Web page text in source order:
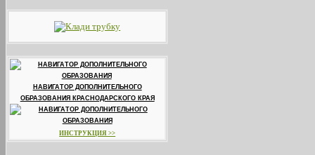
НАВИГАТОР ДОПОЛНИТЕЛЬНОГО
ОБРАЗОВАНИЯ КРАСНОДАРСКОГО КРАЯ
ИНСТРУКЦИЯ >>